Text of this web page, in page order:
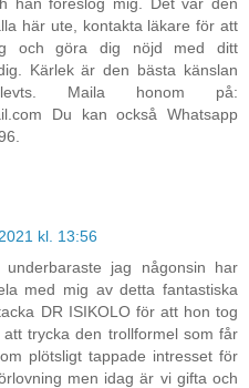
här ute, kontakta läkare för att
och göra dig nöjd med ditt
Kärlek är den bästa känslan
Maila honom på:
Du kan också Whatsapp
kl. 13:56
jag någonsin har
med mig av detta fantastiska
DR ISIKOLO för att hon tog
trycka den trollformel som får
plötsligt tappade intresset för
men idag är vi gifta och